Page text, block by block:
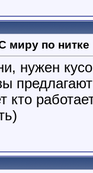
миру по
нужен
кто